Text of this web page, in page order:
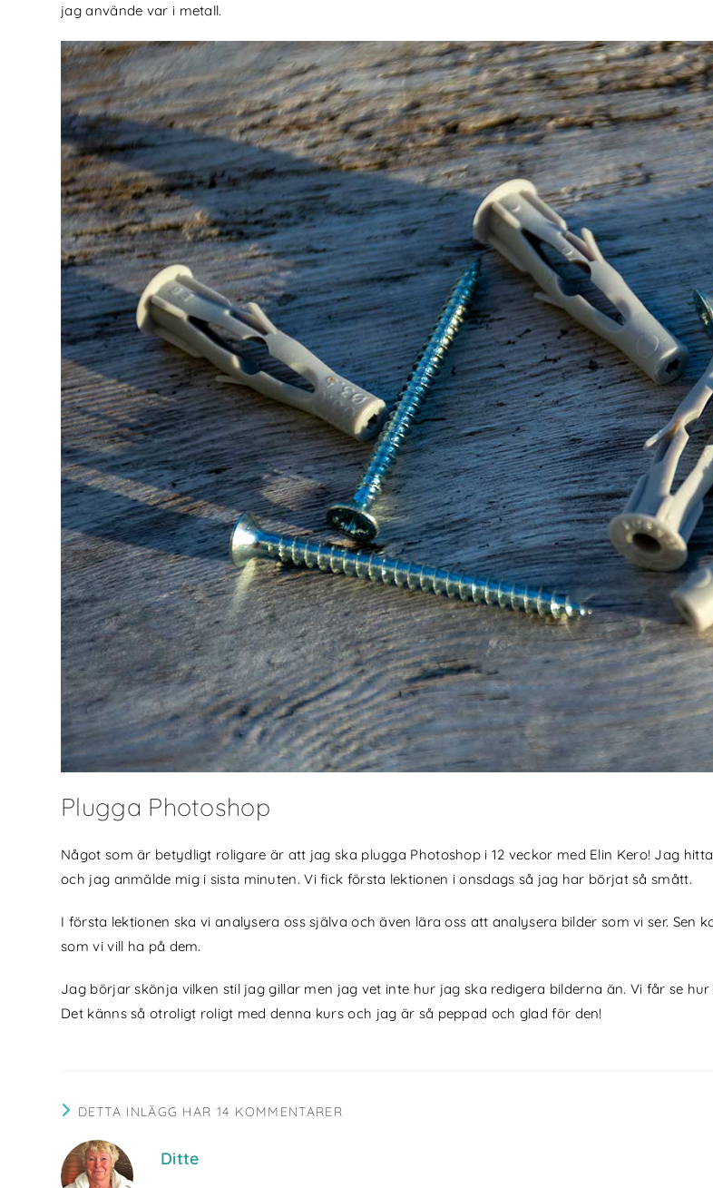
jag använde var i metall.
Plugga Photoshop
Något som är betydligt roligare är att jag ska plugga Photoshop i 12 veckor med Elin Kero! Jag
och jag anmälde mig i sista minuten. Vi fick första lektionen i onsdags så jag har börjat så smått.
I första lektionen ska vi analysera oss själva och även lära oss att analysera bilder som vi ser.
som vi vill ha på dem.
Jag börjar skönja vilken stil jag gillar men jag vet inte hur jag ska redigera bilderna än. Vi får se
Det känns så otroligt roligt med denna kurs och jag är så peppad och glad för den!
DETTA INLÄGG HAR 14 KOMMENTARER
Ditte